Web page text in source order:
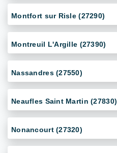
Montfort sur Risle (27290)
Montreuil L'Argille (27390)
Nassandres (27550)
Neaufles Saint Martin (27830)
Nonancourt (27320)